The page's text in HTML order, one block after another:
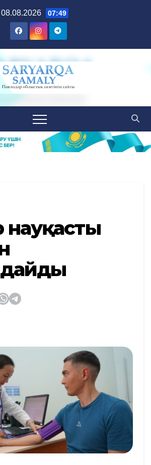
08.08.2026 07:49
науқасты